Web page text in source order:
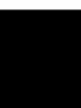
ELIXÍR ŽIVOTA -